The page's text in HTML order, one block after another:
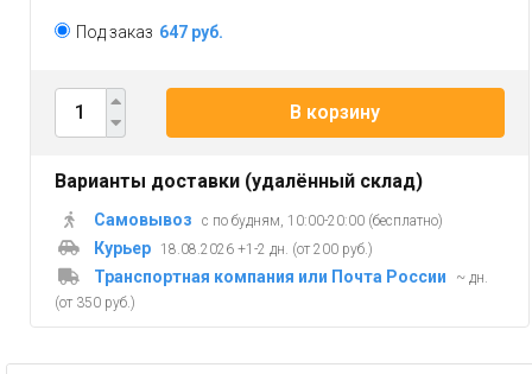
Под заказ 647 руб.
В корзину
Варианты доставки (удалённый склад)
Самовывоз с по будням, 10:00-20:00 (бесплатно)
Курьер 18.08.2026 +1-2 дн. (от 200 руб.)
Транспортная компания или Почта России
~ дн.
(от 350 руб.)